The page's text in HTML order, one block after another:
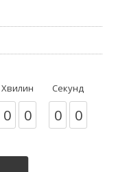
Хвилин
0 0
Секунд
0 0